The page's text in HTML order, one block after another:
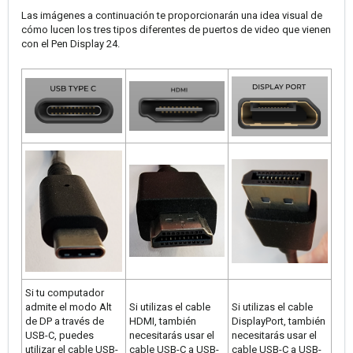
Las imágenes a continuación te proporcionarán una idea visual de
cómo lucen los tres tipos diferentes de puertos de video que vienen
con el Pen Display 24.
Si tu computador
admite el modo Alt
de DP a través de
USB-C, puedes
utilizar el cable USB-
Si utilizas el cable
HDMI, también
necesitarás usar el
cable USB-C a USB-
Si utilizas el cable
DisplayPort, también
necesitarás usar el
cable USB-C a USB-